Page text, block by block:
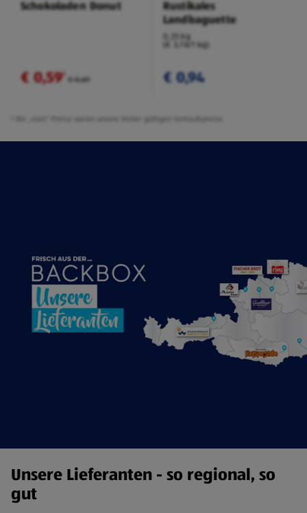
Schokoladen Donut
€ 0,59² € 0,69
Rustikales
Landbaguette
0,25 kg
(€ 3,76/1 kg)
€ 0,94
² Die „statt“-Preise waren unsere bisher gültigen Verkaufspreise.
Unsere Lieferanten - so regional, so
gut